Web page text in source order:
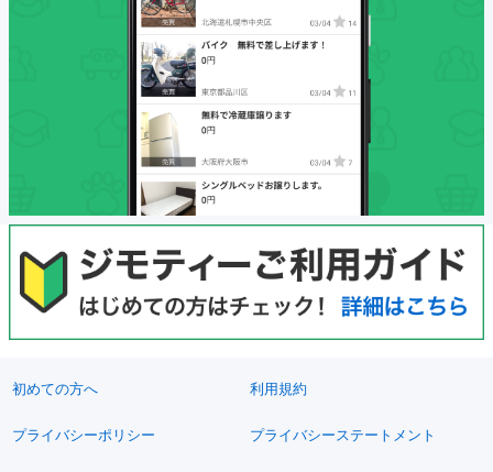
初めての方へ 利用規約
プライバシーポリシー プライバシーステートメント